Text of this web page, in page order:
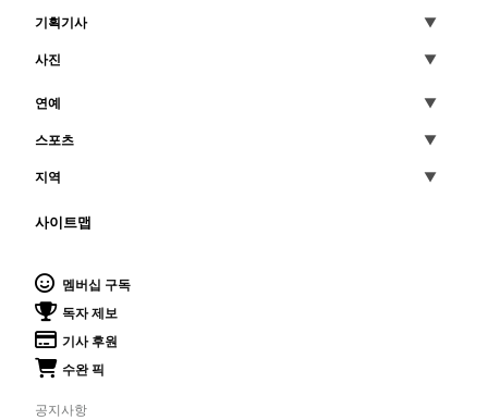
기획기사
사진
연예
스포츠
지역
사이트맵
멤버십 구독
독자 제보
기사 후원
수완 픽
공지사항